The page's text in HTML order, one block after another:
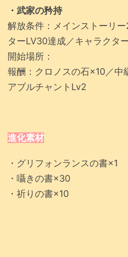
・武家の矜持
解放条件：メインストーリ
ターLV30達成／キャラクタ
開始場所：
報酬：クロノスの石×10／中
アブルチャントLv2
進化素材
・グリフォンランスの書×1
・囁きの書×30
・祈りの書×10